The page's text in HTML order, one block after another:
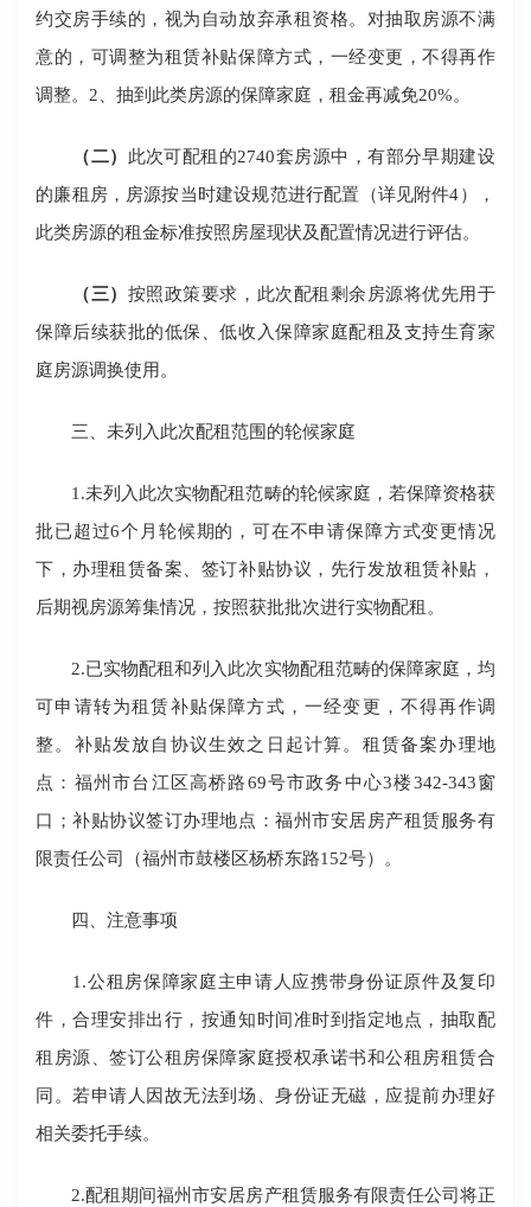
约交房手续的，视为自动放弃承租资格。对抽取房源不满
意的，可调整为租赁补贴保障方式，一经变更，不得再作
调整。2、抽到此类房源的保障家庭，租金再减免20%。
（二） 此次可配租的2740套房源中，有部分早期建设
的廉租房，房源按当时建设规范进行配置（详见附件4），
此类房源的租金标准按照房屋现状及配置情况进行评估。
（三） 按照政策要求，此次配租剩余房源将优先用于
保障后续获批的低保、低收入保障家庭配租及支持生育家
庭房源调换使用。
三、未列入此次配租范围的轮候家庭
1.未列入此次实物配租范畴的轮候家庭，若保障资格获
批已超过6个月轮候期的，可在不申请保障方式变更情况
下，办理租赁备案、签订补贴协议，先行发放租赁补贴，
后期视房源筹集情况，按照获批批次进行实物配租。
2.已实物配租和列入此次实物配租范畴的保障家庭，均
可申请转为租赁补贴保障方式，一经变更，不得再作调
整。补贴发放自协议生效之日起计算。租赁备案办理地
点：福州市台江区高桥路69号市政务中心3楼342-343窗
口；补贴协议签订办理地点：福州市安居房产租赁服务有
限责任公司（福州市鼓楼区杨桥东路152号）。
四、注意事项
1.公租房保障家庭主申请人应携带身份证原件及复印
件，合理安排出行，按通知时间准时到指定地点，抽取配
租房源、签订公租房保障家庭授权承诺书和公租房租赁合
同。若申请人因故无法到场、身份证无磁，应提前办理好
相关委托手续。
2.配租期间福州市安居房产租赁服务有限责任公司将正